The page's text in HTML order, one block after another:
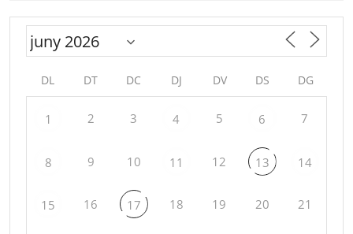
DL DT DC DJ DV DS DG
1 2 3 4 5 6 7
8 9 10 11 12 13 14
15 16 17 18 19 20 21